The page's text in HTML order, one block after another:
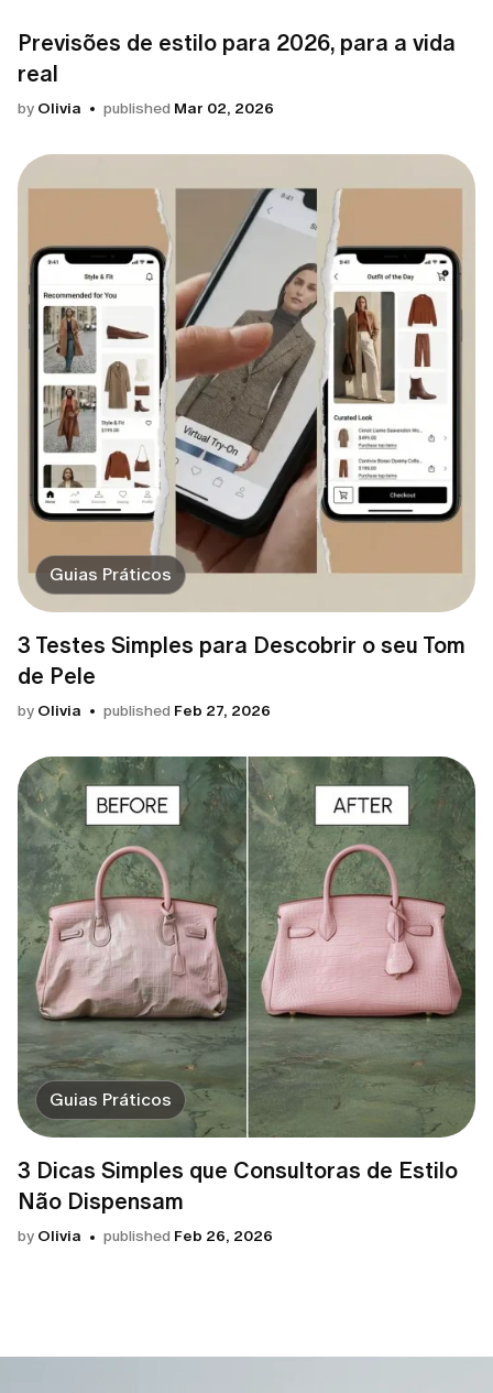
Previsões de estilo para 2026, para a vida
real
by Olivia published Mar 02, 2026
Guias Práticos
3 Testes Simples para Descobrir o seu Tom
de Pele
by Olivia published Feb 27, 2026
Guias Práticos
3 Dicas Simples que Consultoras de Estilo
Não Dispensam
by Olivia published Feb 26, 2026